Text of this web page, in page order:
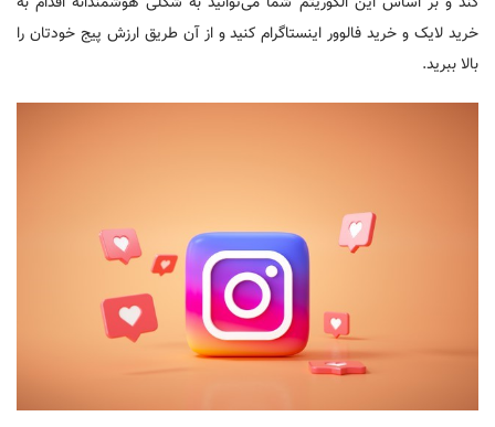
خرید لایک و خرید فالوور اینستاگرام کنید و از آن طریق ارزش پیج خودتان را
بالا ببرید.